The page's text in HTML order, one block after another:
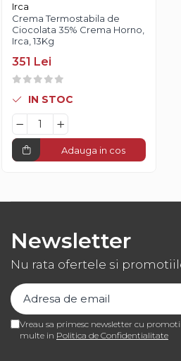
Irca
Crema Termostabila de
Ciocolata 35% Crema Horno,
Irca, 13Kg
351 Lei
IN STOC
Adauga in cos
Newsletter
Nu rata ofertele si
Vreau sa primesc newsletter cu
multe in Politica de Confidentialitate